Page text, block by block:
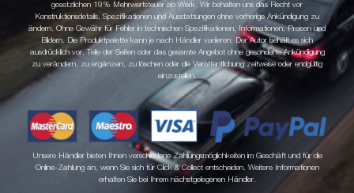
gesetzlichen 19% Mehrwertsteuer ab Werk. Wir behalten uns das Recht vor
Konstruktionsdetails, Spezifikationen und Ausstattungen ohne vorherige Ankündigung zu
ändern. Ohne Gewähr für Fehler in technischen Spezifikationen, Informationen, Preisen und
Bildern. Die Produktpalette kann je nach Händler variieren. Der Autor behält es sich
ausdrücklich vor, Teile der Seiten oder das gesamte Angebot ohne gesonderte Ankündigung
zu verändern, zu ergänzen, zu löschen oder die Veröffentlichung zeitweise oder endgültig
einzustellen.
Unsere Händler bieten Ihnen verschiedene Zahlungsmöglichkeiten im Geschäft und für die
Online-Zahlung an, wenn Sie sich für Click & Collect entscheiden. Weitere Informationen
erhalten Sie bei Ihrem nächstgelegenen Händler.